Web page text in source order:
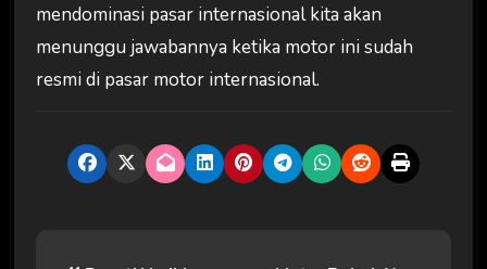
mendominasi pasar internasional kita akan
menunggu jawabannya ketika motor ini sudah
resmi di pasar motor internasional.